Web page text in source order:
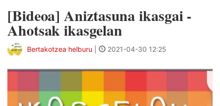
[Bideoa] Aniztasuna ikasgai -
Ahotsak ikasgelan
Bertakotzea helburu 2021-04-30 12:25